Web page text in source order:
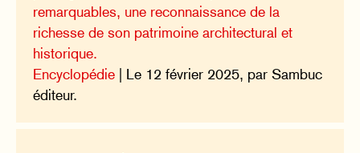
remarquables, une reconnaissance de la
richesse de son patrimoine architectural et
historique.
Encyclopédie | Le 12 février 2025, par Sambuc
éditeur.